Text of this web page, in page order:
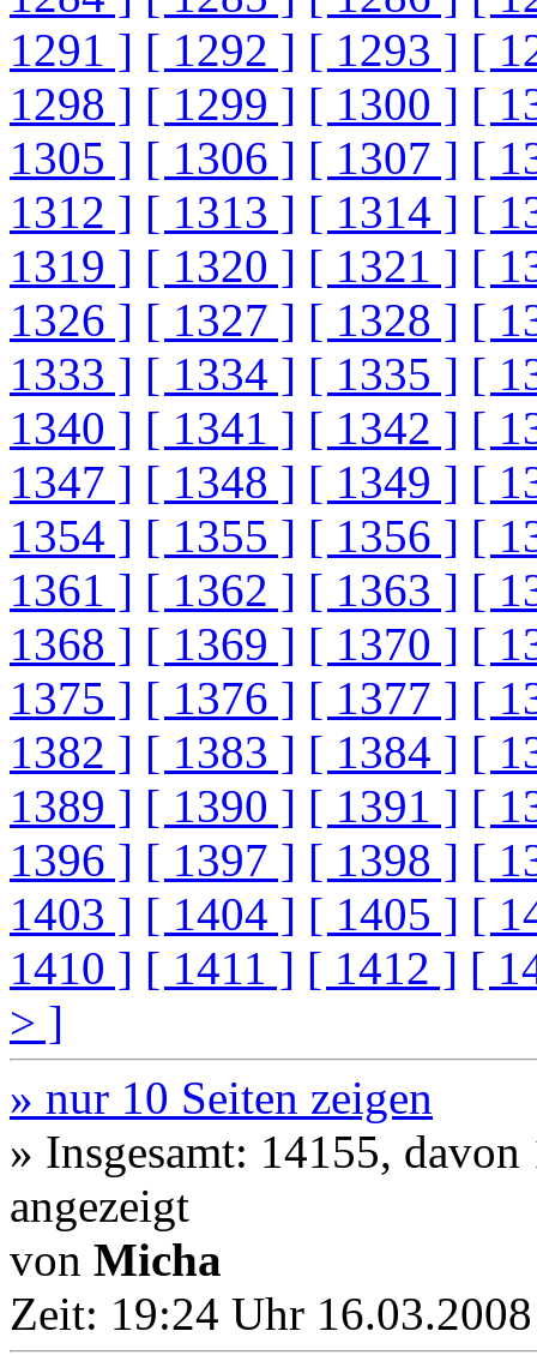
1291 ] [ 1292 ] [ 1293 ] [
1298 ] [ 1299 ] [ 1300 ] [
1305 ] [ 1306 ] [ 1307 ] [
1312 ] [ 1313 ] [ 1314 ] [
1319 ] [ 1320 ] [ 1321 ] [
1326 ] [ 1327 ] [ 1328 ] [
1333 ] [ 1334 ] [ 1335 ] [
1340 ] [ 1341 ] [ 1342 ] [
1347 ] [ 1348 ] [ 1349 ] [
1354 ] [ 1355 ] [ 1356 ] [
1361 ] [ 1362 ] [ 1363 ] [
1368 ] [ 1369 ] [ 1370 ] [
1375 ] [ 1376 ] [ 1377 ] [
1382 ] [ 1383 ] [ 1384 ] [
1389 ] [ 1390 ] [ 1391 ] [
1396 ] [ 1397 ] [ 1398 ] [
1403 ] [ 1404 ] [ 1405 ] [
1410 ] [ 1411 ] [ 1412 ] [
> ]
» nur 10 Seiten zeigen
» Insgesamt: 14155,
angezeigt
von Micha
Zeit: 19:24 Uhr